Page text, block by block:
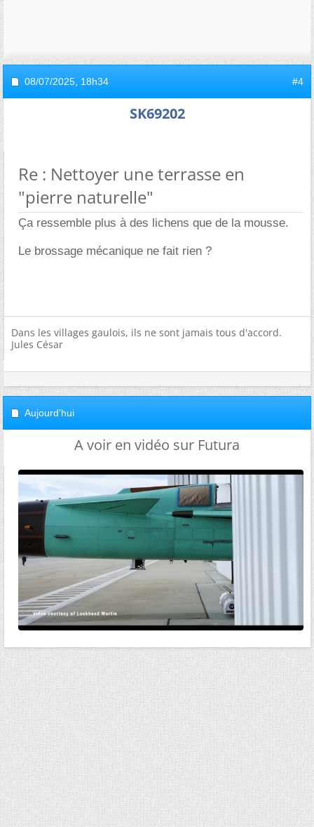
08/07/2025, 18h34 #4
SK69202
Re : Nettoyer une terrasse en
"pierre naturelle"
Ça ressemble plus à des lichens que de la mousse.
Le brossage mécanique ne fait rien ?
Dans les villages gaulois, ils ne sont jamais tous d'accord.
Jules César
Aujourd'hui
A voir en vidéo sur Futura